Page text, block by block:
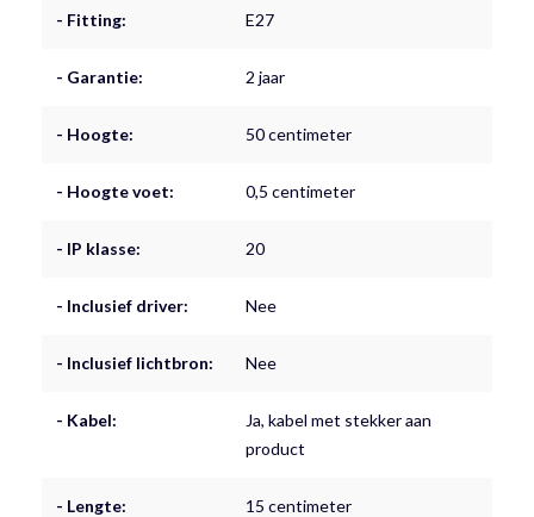
- Fitting: E27
- Garantie: 2 jaar
- Hoogte: 50 centimeter
- Hoogte voet: 0,5 centimeter
- IP klasse: 20
- Inclusief driver: Nee
- Inclusief lichtbron: Nee
- Kabel:
Ja, kabel met stekker aan
product
- Lengte: 15 centimeter